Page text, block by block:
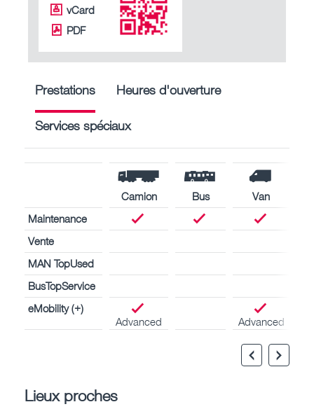
vCard
PDF
Prestations Heures d'ouverture
Services spéciaux
Camion Bus
Van
Maintenance
Vente
MAN TopUsed
BusTopService
eMobility (+)
Advanced
Advanced
Lieux proches